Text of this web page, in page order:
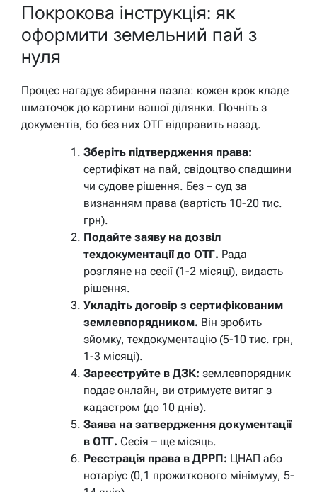
Покрокова інструкція: як
оформити земельний пай з
нуля
Процес нагадує збирання пазла: кожен крок кладе
шматочок до картини вашої ділянки. Почніть з
документів, бо без них ОТГ відправить назад.
Зберіть підтвердження права:
сертифікат на пай, свідоцтво спадщини
чи судове рішення. Без – суд за
визнанням права (вартість 10-20 тис.
грн).
Подайте заяву на дозвіл
техдокументації до ОТГ. Рада
розгляне на сесії (1-2 місяці), видасть
рішення.
Укладіть договір з сертифікованим
землевпорядником. Він зробить
зйомку, техдокументацію (5-10 тис. грн,
1-3 місяці).
Зареєструйте в ДЗК: землевпорядник
подає онлайн, ви отримуєте витяг з
кадастром (до 10 днів).
Заява на затвердження документації
в ОТГ. Сесія – ще місяць.
Реєстрація права в ДРРП: ЦНАП або
нотаріус (0,1 прожиткового мінімуму, 5-